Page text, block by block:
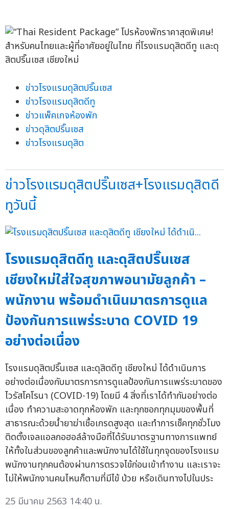
ข่าวโรงแรมดุสิตปริ๊นเซส
ข่าวโรงแรมดุสิตดีทู
ข่าวแพ็คเกจห้องพัก
ข่าวดุสิตปริ๊นเซส
ข่าวโรงแรมดุสิต
ข่าวโรงแรมดุสิตปริ๊นเซส+โรงแรมดุสิตดี
ทูวันนี้
โรงแรมดุสิตดีทู และดุสิตปริ๊นเซส
เชียงใหม่ใส่ใจสุขภาพอนามัยลูกค้า –
พนักงาน พร้อมดำเนินมาตรการดูแล
ป้องกันการแพร่ระบาด COVID 19
อย่างต่อเนื่อง
โรงแรมดุสิตปริ๊นเซส และดุสิตดีทู เชียงใหม่ ได้ดำเนินการ
อย่างต่อเนื่องกับมาตรการการดูแลป้องกันการแพร่ระบาดของ
ไวรัสโคโรนา (COVID-19) โดยมี 4 สิ่งที่เราได้ทำกันอย่างต่อ
เนื่อง ทำความสะอาดทุกห้องพัก และทุกซอกทุกมุมของพื้นที่
สาธารณะด้วยน้ำยาฆ่าเชื้อเกรดสูงสุด และทำการเช็คทุกชั่วโมง
ติดตั้งเจลแอลกอฮอล์ล้างมือที่ได้รับมาตรฐานทางการแพทย์
ให้ทั้งในส่วนของลูกค้าและพนักงานได้ใช้ในทุกจุดของโรงแรม
พนักงานทุกคนต้องผ่านการตรวจไข้ก่อนเข้าทำงาน และเราจะ
ไม่ให้พนักงานคนไหนก็ตามที่มีไข้ ป่วย หรือเดินทางไปในประ
25 มีนาคม 2563 14:40 น.